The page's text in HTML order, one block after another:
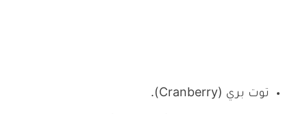
توت بري (Cranberry).